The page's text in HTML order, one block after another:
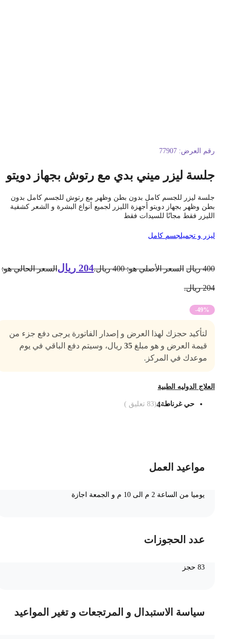
العرض: 77907
ليزر ميني بدي مع رتوش بجهاز دويتو
ليزر للجسم كامل بدون بطن وظهر مع رتوش للجسم كامل بدون
وظهر بجهاز دويتو أجهزة الليزر لجميع أنواع البشرة و الشعر كشفية
فقط مجانًا للسيدات فقط
و تجميلجسم كامل
ريال السعر الأصلي هو: 400 ريال. 204 ريال السعر الحالي هو:
-49%
لتأكيد حجزك لهذا العرض و إصدار الفاتورة يرجى دفع جزء من
قيمة العرض و هو مبلغ35ريال، وسيتم دفع الباقي في يوم
موعدك في المركز.
الدوليه الطبية
حي غرناطة 4
(
83تعليق )
مواعيد العمل
يوميا من الساعة 2 م الى 10 م و الجمعة اجازة
عدد الحجوزات
سياسة الاستبدال و المرتجعات و تغير المواعيد